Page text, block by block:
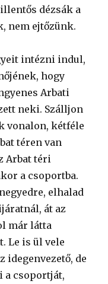
dézsák a
nem ejtőzünk.
intézni indul,
hogy
Arbati
neki. Szálljon
vonalon, kétféle
téren van
Arbat téri
a csoportba.
elhalad
át az
már látta
Le is ül vele
idegenvezető, de
a csoportját,